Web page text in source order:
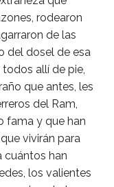
rodearon
de las
del dosel de esa
allí de pie,
que antes, les
del Ram,
fama y que han
vivirán para
cuántos han
los valientes